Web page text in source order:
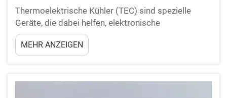
Thermoelektrische Kühler (TEC) sind spezielle
Geräte, die dabei helfen, elektronische
Komponenten auf genau der richtigen Temperatur
zu halten. Wenn Geräte zu heiß werden, können sie
ihre Leistung einbüßen oder sogar beschädigt
funktionieren, indem sie Wärme von
MEHR ANZEIGEN